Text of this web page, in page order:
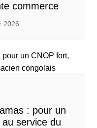
commerce
2026
: pour un
service du